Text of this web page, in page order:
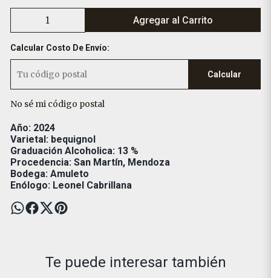
Agregar al Carrito
Calcular Costo De Envío:
Calcular
No sé mi código postal
Año: 2024
Varietal: bequignol
Graduación Alcoholica: 13 %
Procedencia: San Martín, Mendoza
Bodega: Amuleto
Enólogo: Leonel Cabrillana
Te puede interesar también